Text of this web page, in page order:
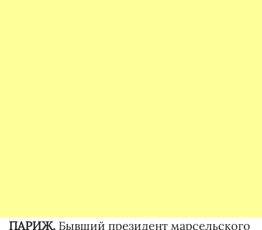
ПАРИЖ. Бывший президент марсельского